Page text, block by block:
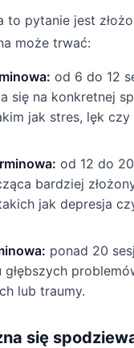
to pytanie jest
może trwać:
od 6 do 12
się na konkretnej
jak stres, lęk
od 12 do
bardziej
jak depresja
ponad 20
lub traumy.
się